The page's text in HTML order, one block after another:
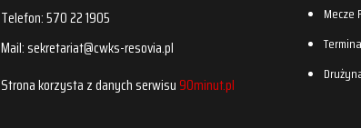
Telefon: 570 22 1905
Mail: sekretariat@cwks-resovia.pl
Strona korzysta z danych serwisu90minut.pl
Mecze